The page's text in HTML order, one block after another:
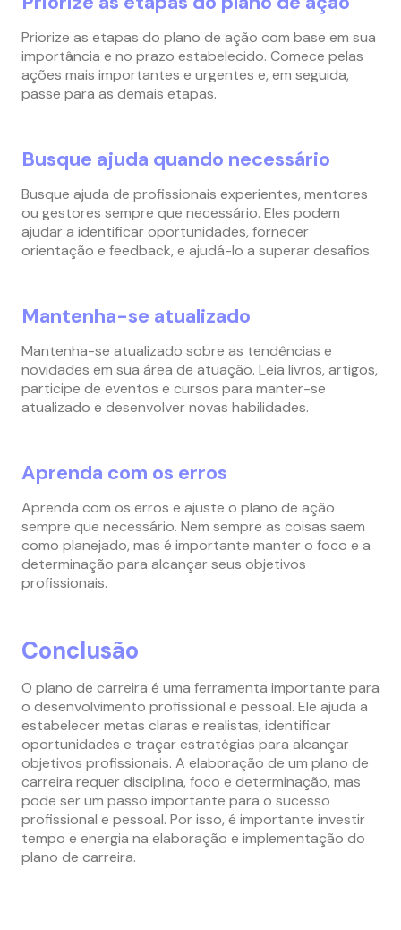
Priorize as etapas do plano de ação com base em sua
importância e no prazo estabelecido. Comece pelas
ações mais importantes e urgentes e, em seguida,
passe para as demais etapas.
Busque ajuda quando necessário
Busque ajuda de profissionais experientes, mentores
ou gestores sempre que necessário. Eles podem
ajudar a identificar oportunidades, fornecer
orientação e feedback, e ajudá-lo a superar desafios.
Mantenha-se atualizado
Mantenha-se atualizado sobre as tendências e
novidades em sua área de atuação. Leia livros, artigos,
participe de eventos e cursos para manter-se
atualizado e desenvolver novas habilidades.
Aprenda com os erros
Aprenda com os erros e ajuste o plano de ação
sempre que necessário. Nem sempre as coisas saem
como planejado, mas é importante manter o foco e a
determinação para alcançar seus objetivos
profissionais.
Conclusão
O plano de carreira é uma ferramenta importante para
o desenvolvimento profissional e pessoal. Ele ajuda a
estabelecer metas claras e realistas, identificar
oportunidades e traçar estratégias para alcançar
objetivos profissionais. A elaboração de um plano de
carreira requer disciplina, foco e determinação, mas
pode ser um passo importante para o sucesso
profissional e pessoal. Por isso, é importante investir
tempo e energia na elaboração e implementação do
plano de carreira.